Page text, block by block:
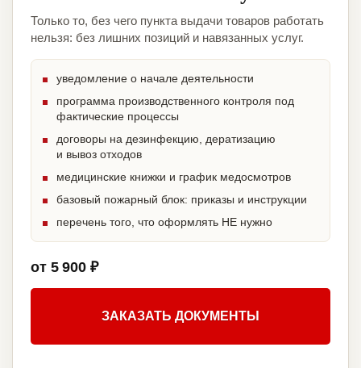
Только то, без чего пункта выдачи товаров работать
нельзя: без лишних позиций и навязанных услуг.
уведомление о начале деятельности
программа производственного контроля под
фактические процессы
договоры на дезинфекцию, дератизацию
и вывоз отходов
медицинские книжки и график медосмотров
базовый пожарный блок: приказы и инструкции
перечень того, что оформлять НЕ нужно
от 5 900 ₽
ЗАКАЗАТЬ ДОКУМЕНТЫ